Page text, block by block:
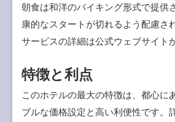
朝食は和洋のバイキング形式で提供
康的なスタートが切れるよう配慮さ
サービスの詳細は公式ウェブサイト
特徴と利点
このホテルの最大の特徴は、都心に
ブルな価格設定と高い利便性です。